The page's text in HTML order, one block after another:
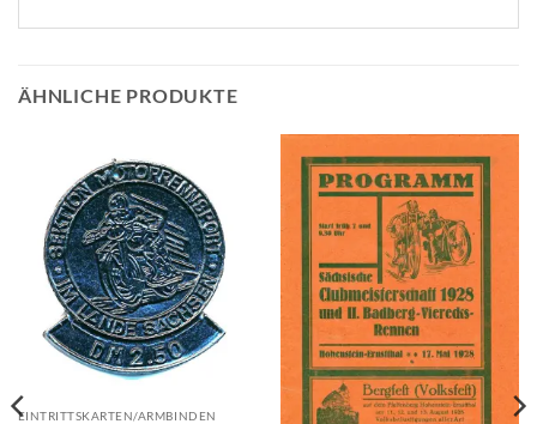
ÄHNLICHE PRODUKTE
EINTRITTSKARTEN/ARMBINDEN